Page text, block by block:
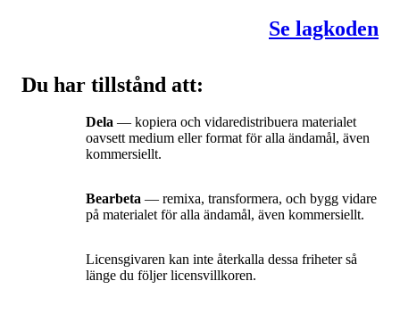
Se lagkoden
Du har tillstånd att:
Dela — kopiera och vidaredistribuera materialet
oavsett medium eller format för alla ändamål, även
kommersiellt.
Bearbeta — remixa, transformera, och bygg vidare
på materialet för alla ändamål, även kommersiellt.
Licensgivaren kan inte återkalla dessa friheter så
länge du följer licensvillkoren.